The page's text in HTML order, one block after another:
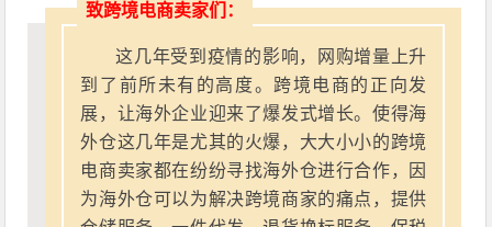
致跨境电商卖家们：
这几年受到疫情的影响，网购增量上升
到了前所未有的高度。跨境电商的正向发
展，让海外企业迎来了爆发式增长。使得海
外仓这几年是尤其的火爆，大大小小的跨境
电商卖家都在纷纷寻找海外仓进行合作，因
为海外仓可以为解决跨境商家的痛点，提供